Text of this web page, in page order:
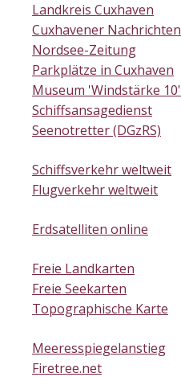
Landkreis Cuxhaven
Cuxhavener Nachrichten
Nordsee-Zeitung
Parkplätze in Cuxhaven
Museum 'Windstärke 10'
Schiffsansagedienst
Seenotretter (DGzRS)
Schiffsverkehr weltweit
Flugverkehr weltweit
Erdsatelliten online
Freie Landkarten
Freie Seekarten
Topographische Karte
Meeresspiegelanstieg
Firetree.net